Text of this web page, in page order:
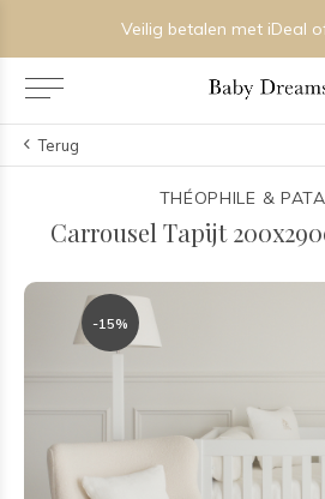
Veilig betalen met iDeal
Terug
THÉOPHILE &
Carrousel Tapijt
-15%